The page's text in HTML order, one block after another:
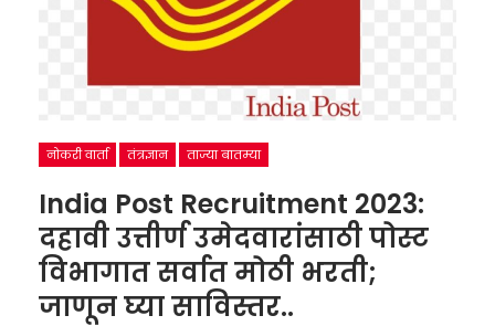
नोकरी वार्ता तंत्रज्ञान ताज्या बातम्या
India Post Recruitment 2023:
दहावी उत्तीर्ण उमेदवारांसाठी पोस्ट
विभागात सर्वात मोठी भरती;
जाणून घ्या साविस्तर..